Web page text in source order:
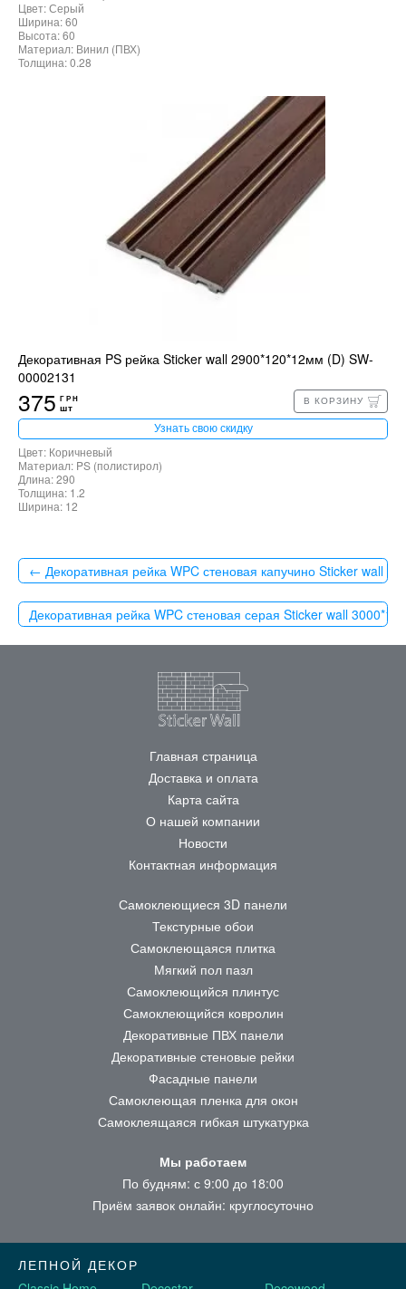
Цвет: Серый
Ширина: 60
Высота: 60
Материал: Винил (ПВХ)
Толщина: 0.28
Декоративная PS рейка Sticker wall 2900*120*12мм (D) SW-
00002131
375 ГРН
шт
В КОРЗИНУ
Узнать свою скидку
Цвет: Коричневый
Материал: PS (полистирол)
Длина: 290
Толщина: 1.2
Ширина: 12
← Декоративная рейка WPC стеновая капучино Sticker wall
Декоративная рейка WPC стеновая серая Sticker wall
Главная страница
Доставка и оплата
Карта сайта
О нашей компании
Новости
Контактная информация
Самоклеющиеся 3D панели
Текстурные обои
Самоклеющаяся плитка
Мягкий пол пазл
Самоклеющийся плинтус
Самоклеющийся ковролин
Декоративные ПВХ панели
Декоративные стеновые рейки
Фасадные панели
Самоклеющая пленка для окон
Самоклеящаяся гибкая штукатурка
Мы работаем
По будням: с 9:00 до 18:00
Приём заявок онлайн: круглосуточно
ЛЕПНОЙ ДЕКОР